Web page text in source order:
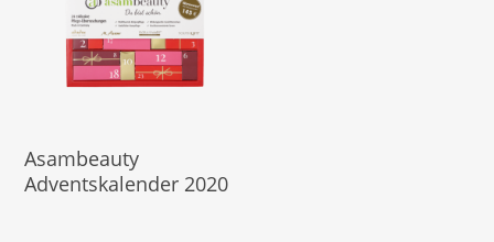
Asambeauty
Adventskalender 2020